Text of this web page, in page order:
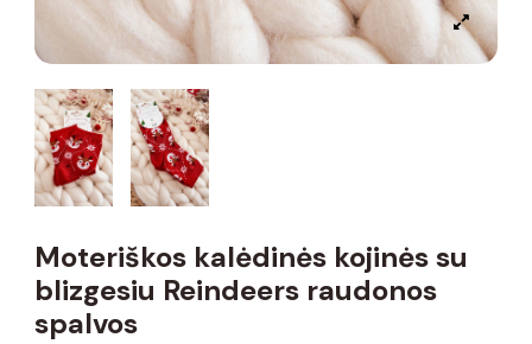
Moteriškos kalėdinės kojinės su
blizgesiu Reindeers raudonos
spalvos